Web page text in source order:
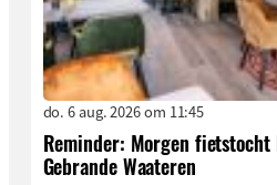
do. 6 aug. 2026 om 11:45
Reminder: Morgen
Gebrande Waateren